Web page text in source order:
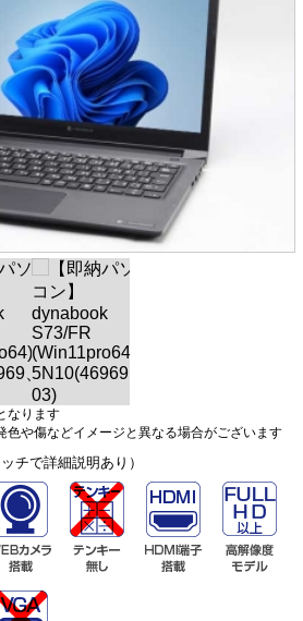
なります
や傷などイメージと異なる場合がございます
チで詳細説明あり）